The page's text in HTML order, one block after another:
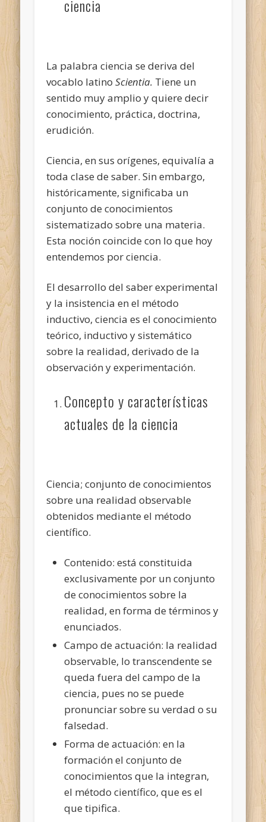
ciencia
La palabra ciencia se deriva del
vocablo latinoScientia. Tiene un
sentido muy amplio y quiere decir
conocimiento, práctica, doctrina,
erudición.
Ciencia, en sus orígenes, equivalía a
toda clase de saber. Sin embargo,
históricamente, significaba un
conjunto de conocimientos
sistematizado sobre una materia.
Esta noción coincide con lo que hoy
entendemos por ciencia.
El desarrollo del saber experimental
y la insistencia en el método
inductivo, ciencia es el conocimiento
teórico, inductivo y sistemático
sobre la realidad, derivado de la
observación y experimentación.
Concepto y características
actuales de la ciencia
Ciencia; conjunto de conocimientos
sobre una realidad observable
obtenidos mediante el método
científico.
Contenido: está constituida
exclusivamente por un conjunto
de conocimientos sobre la
realidad, en forma de términos y
enunciados.
Campo de actuación: la realidad
observable, lo transcendente se
queda fuera del campo de la
ciencia, pues no se puede
pronunciar sobre su verdad o su
falsedad.
Forma de actuación: en la
formación el conjunto de
conocimientos que la integran,
el método científico, que es el
que tipifica.